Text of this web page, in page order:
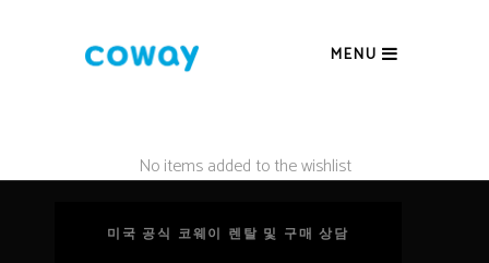
MENU
No items added to the wishlist
미국 공식 코웨이 렌탈 및 구매 상담